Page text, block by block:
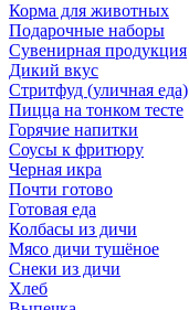
Корма для животных
Подарочные наборы
Сувенирная продукция
Дикий вкус
Стритфуд (уличная еда)
Пицца на тонком тесте
Горячие напитки
Соусы к фритюру
Черная икра
Почти готово
Готовая еда
Колбасы из дичи
Мясо дичи тушёное
Снеки из дичи
Хлеб